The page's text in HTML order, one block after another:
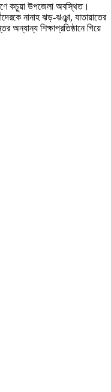
কচুয়া উপজেলা অবস্থিত।
নানাহ ঝড়-ঝঞ্ঝা, যাতায়াতের
অন্যান্য শিক্ষাপ্রতিষ্ঠানে গিয়ে